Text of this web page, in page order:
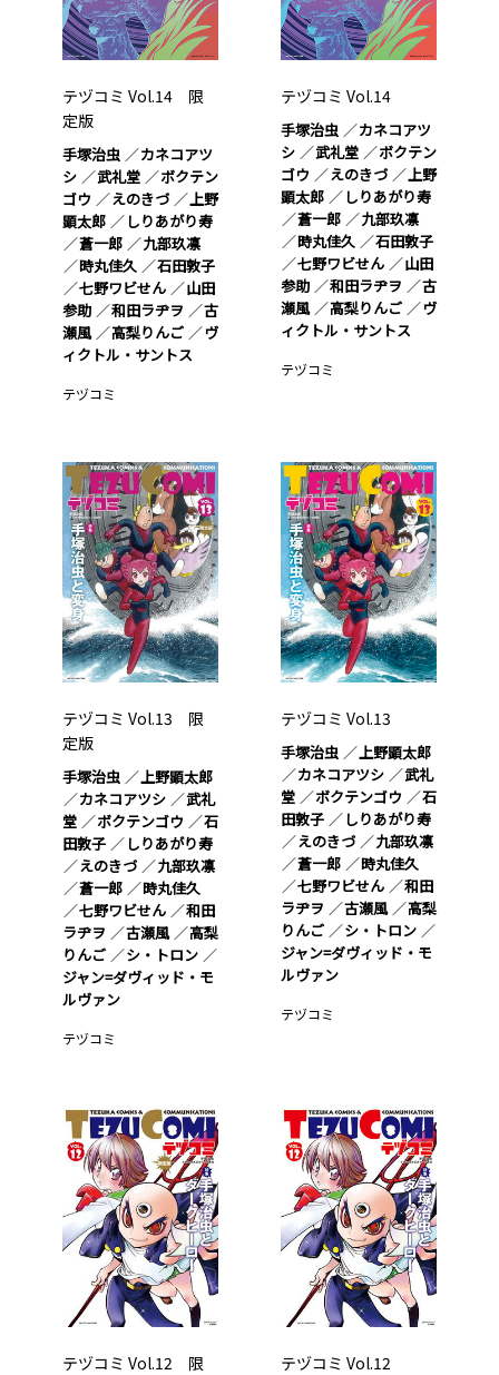
テヅコミ Vol.14 限
定版
手塚治虫
カネコアツ
シ
武礼堂
ボクテン
ゴウ
えのきづ
上野
顕太郎
しりあがり寿
蒼一郎
九部玖凛
時丸佳久
石田敦子
七野ワビせん
山田
参助
和田ラヂヲ
古
瀬風
高梨りんご
ヴ
ィクトル・サントス
テヅコミ
テヅコミ Vol.14
手塚治虫
カネコアツ
シ
武礼堂
ボクテン
ゴウ
えのきづ
上野
顕太郎
しりあがり寿
蒼一郎
九部玖凛
時丸佳久
石田敦子
七野ワビせん
山田
参助
和田ラヂヲ
古
瀬風
高梨りんご
ヴ
ィクトル・サントス
テヅコミ
テヅコミ Vol.13 限
定版
手塚治虫
上野顕太郎
カネコアツシ
武礼
堂
ボクテンゴウ
石
田敦子
しりあがり寿
えのきづ
九部玖凛
蒼一郎
時丸佳久
七野ワビせん
和田
ラヂヲ
古瀬風
高梨
りんご
シ・トロン
ジャン=ダヴィッド・モ
ルヴァン
テヅコミ
テヅコミ Vol.13
手塚治虫
上野顕太郎
カネコアツシ
武礼
堂
ボクテンゴウ
石
田敦子
しりあがり寿
えのきづ
九部玖凛
蒼一郎
時丸佳久
七野ワビせん
和田
ラヂヲ
古瀬風
高梨
りんご
シ・トロン
ジャン=ダヴィッド・モ
ルヴァン
テヅコミ
テヅコミ Vol.12 限
テヅコミ Vol.12